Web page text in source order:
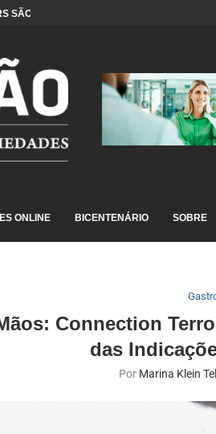
SÃO DESTAQUE EM RANKING NACIONAL...
ONLINE BICENTENÁRIO SOBRE
Connection
das
Por Marina Klein